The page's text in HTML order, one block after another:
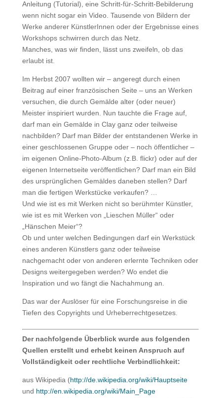
Anleitung (Tutorial), eine Schritt-für-Schritt-Bebilderung
wenn nicht sogar ein Video. Tausende von Bildern der
Werke anderer KünstlerInnen oder der Ergebnisse eines
Workshops schwirren durch das Netz.
Manches, was wir finden, lässt uns zweifeln, ob das
erlaubt ist.
Im Herbst 2007 wollten wir – angeregt durch einen
Beitrag auf einer französischen Seite – uns an Werken
versuchen, die durch Gemälde alter (oder neuer)
Meister inspiriert wurden. Nun tauchte die Frage auf,
darf man ein Gemälde in Clay ganz oder teilweise
nachbilden? Darf man Bilder der entstandenen Werke in
einer geschlossenen Gruppe oder – noch öffentlicher –
im eigenen Online-Photo-Album (z.B. flickr) oder auf der
eigenen Internetseite veröffentlichen? Darf man ein Bild
des ursprünglichen Gemäldes daneben stellen? Darf
man die fertigen Werkstücke verkaufen? …
Und wie ist es mit Werken nicht so berühmter Künstler,
wie ist es mit Werken von „Lieschen Müller“ oder
„Hänschen Meier“?
Ob und unter welchen Bedingungen darf ein Werkstück
eines anderen Künstlers ganz oder teilweise
nachgemacht oder von anderen erlernte Techniken oder
Designs weitergegeben werden? Wo endet die
Inspiration und wo fängt die Nachahmung an.
Das war der Auslöser für eine Forschungsreise in die
Tiefen des Copyrights und Urheberrechtgesetzes.
Der nachfolgende Überblick wurde aus folgenden
Quellen erstellt und erhebt keinen Anspruch auf
Vollständigkeit oder rechtliche Verbindlichkeit:
aus Wikipedia (http://de.wikipedia.org/wiki/Hauptseite
und http://en.wikipedia.org/wiki/Main_Page